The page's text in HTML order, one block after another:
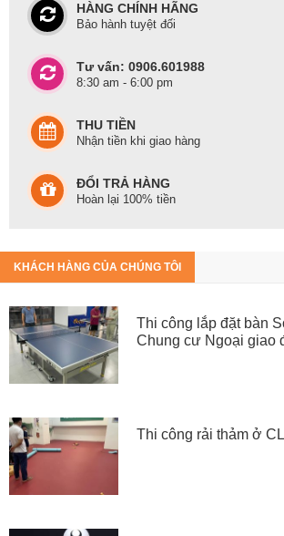
HÀNG CHÍNH HÃNG
Bảo hành tuyệt đối
Tư vấn: 0906.601988
8:30 am - 6:00 pm
THU TIỀN
Nhận tiền khi giao hàng
ĐỔI TRẢ HÀNG
Hoàn lại 100% tiền
KHÁCH HÀNG CỦA CHÚNG TÔI
Thi công lắp đặt bàn
Chung cư Ngoại giao
Thi công rải thảm ở